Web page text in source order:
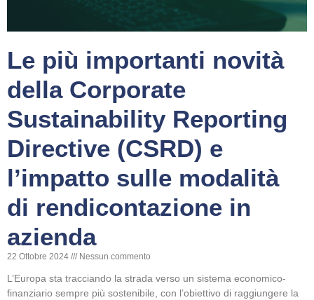
Le più importanti novità
della Corporate
Sustainability Reporting
Directive (CSRD) e
l’impatto sulle modalità
di rendicontazione in
azienda
22 Ottobre 2024 Nessun commento
L’Europa sta tracciando la strada verso un sistema economico-
finanziario sempre più sostenibile, con l’obiettivo di raggiungere la